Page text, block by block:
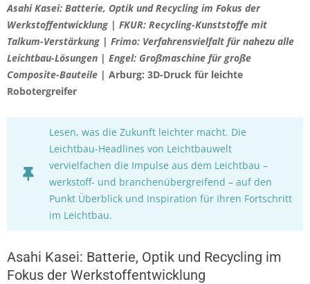
Asahi Kasei: Batterie, Optik und Recycling im Fokus der
Werkstoffentwicklung | FKUR: Recycling-Kunststoffe mit
Talkum-Verstärkung | Frimo: Verfahrensvielfalt für nahezu alle
Leichtbau-Lösungen | Engel: Großmaschine für große
Composite-Bauteile | Arburg: 3D-Druck für leichte
Robotergreifer
Lesen, was die Zukunft leichter macht. Die
Leichtbau-Headlines von Leichtbauwelt
vervielfachen die Impulse aus dem Leichtbau –
werkstoff- und branchenübergreifend – auf den
Punkt Überblick und Inspiration für Ihren Fortschritt
im Leichtbau.
Asahi Kasei: Batterie, Optik und Recycling im
Fokus der Werkstoffentwicklung